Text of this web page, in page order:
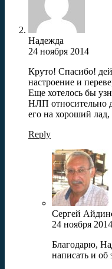
Надежда
24 ноября 2014
Круто! Спасибо!
настроение и
Еще хотелось бы
НЛП относительно
его на хороший лад,
Reply
Сергей
24 ноября 2014
Благодарю,
написать и об